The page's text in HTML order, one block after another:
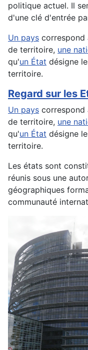
politique actuel. Il
d'une clé d'entrée
Un pays correspond
de territoire, une
qu'un État désigne
territoire.
Regard sur les
Un pays correspond
de territoire, une
qu'un État désigne
territoire.
Les états sont
réunis sous une
géographiques
communauté